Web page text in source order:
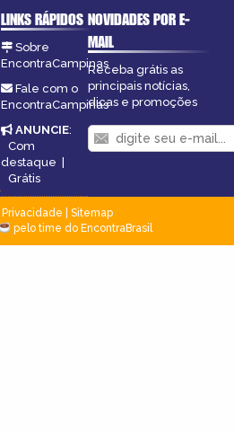
LINKS RÁPIDOS
Sobre
EncontraCampinas
Fale com o
EncontraCampinas
ANUNCIE:
Com
destaque |
Grátis
NOVIDADES POR E-
MAIL
Receba grátis as
principais notícias,
dicas e promoções
Privacidade
Sitemap
pelo time do EncontraBrasil